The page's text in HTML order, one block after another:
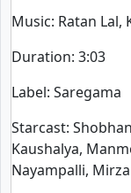
Music: Ratan Lal,
Duration: 3:03
Label: Saregama
Starcast:
Kaushalya,
Nayampalli,